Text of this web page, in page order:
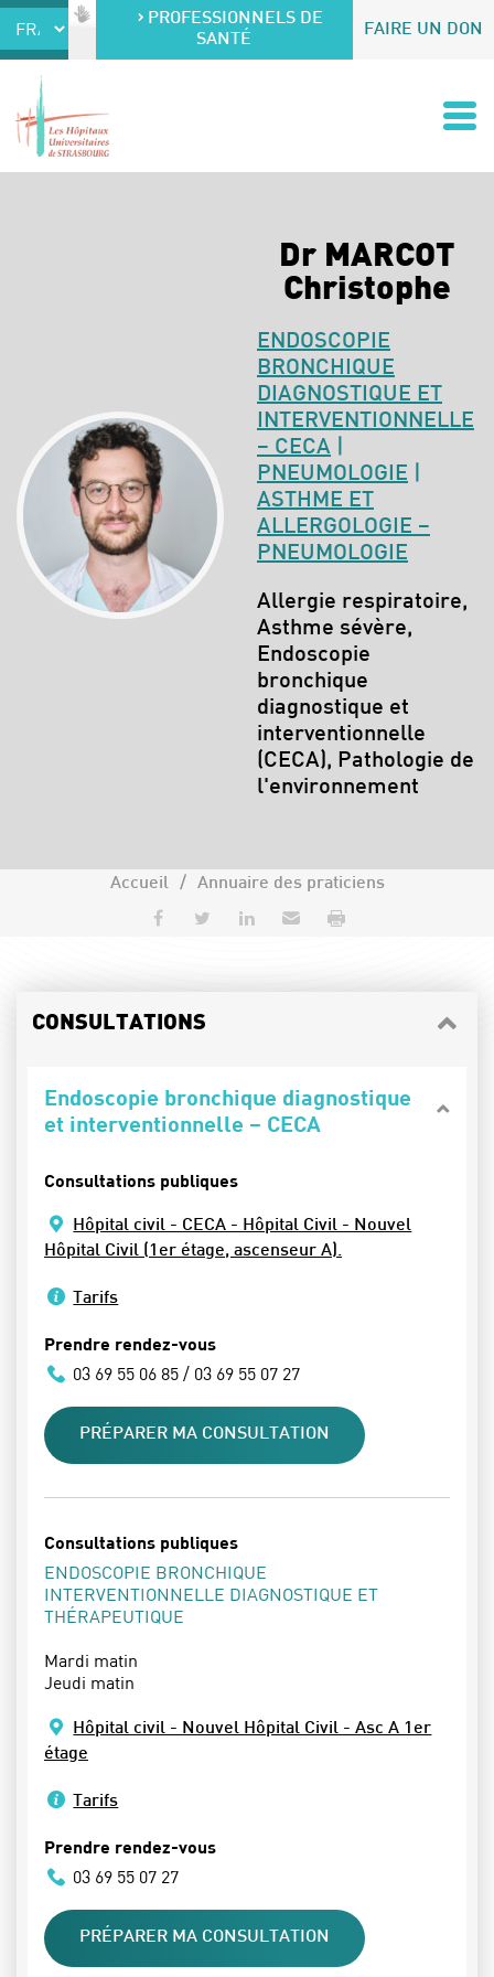
Accéder au contenu
Accéder au menuPROFESSIONNELS DE
SANTÉ
FAIRE UN DON
Dr MARCOT
Christophe
ENDOSCOPIE
BRONCHIQUE
DIAGNOSTIQUE ET
INTERVENTIONNELLE
– CECA
PNEUMOLOGIE
ASTHME ET
ALLERGOLOGIE –
PNEUMOLOGIE
Spécialités :
Allergie respiratoire,
Asthme sévère,
Endoscopie
bronchique
diagnostique et
interventionnelle
(CECA), Pathologie de
l'environnement
Accueil Annuaire des praticiens
Partager sur Facebook
Partager sur Twitter
Partager sur LinkedIn
Envoyer par e-mail
CONSULTATIONS
Endoscopie bronchique diagnostique
et interventionnelle – CECA
Consultations publiques
Hôpital civil - CECA - Hôpital Civil - Nouvel
Hôpital Civil (1er étage, ascenseur A).
Tarifs
Prendre rendez-vous
03 69 55 06 85 / 03 69 55 07 27
PRÉPARER MA CONSULTATION
Consultations publiques
ENDOSCOPIE BRONCHIQUE
INTERVENTIONNELLE DIAGNOSTIQUE ET
THÉRAPEUTIQUE
Mardi matin
Jeudi matin
Hôpital civil - Nouvel Hôpital Civil - Asc A 1er
étage
Tarifs
Prendre rendez-vous
03 69 55 07 27
PRÉPARER MA CONSULTATION